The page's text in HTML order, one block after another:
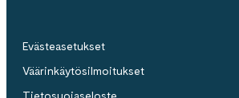
Evästeasetukset
Väärinkäytösilmoitukset